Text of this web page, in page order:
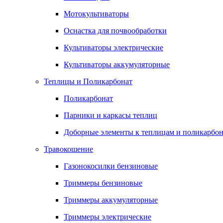
Мотокультиваторы
Оснастка для почвообработки
Культиваторы электрические
Культиваторы аккумуляторные
Теплицы и Поликарбонат
Поликарбонат
Парники и каркасы теплиц
Доборные элементы к теплицам и
Травокошение
Газонокосилки бензиновые
Триммеры бензиновые
Триммеры аккумуляторные
Триммеры электрические